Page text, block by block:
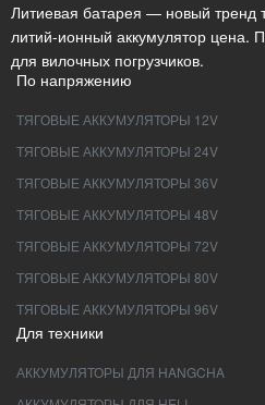
Литиевая батарея — новый тренд
литий-ионный аккумулятор цена.
для вилочных погрузчиков.
По напряжению
ТЯГОВЫЕ АККУМУЛЯТОРЫ 12V
ТЯГОВЫЕ АККУМУЛЯТОРЫ 24V
ТЯГОВЫЕ АККУМУЛЯТОРЫ 36V
ТЯГОВЫЕ АККУМУЛЯТОРЫ 48V
ТЯГОВЫЕ АККУМУЛЯТОРЫ 72V
ТЯГОВЫЕ АККУМУЛЯТОРЫ 80V
ТЯГОВЫЕ АККУМУЛЯТОРЫ 96V
Для техники
АККУМУЛЯТОРЫ ДЛЯ HANGCHA